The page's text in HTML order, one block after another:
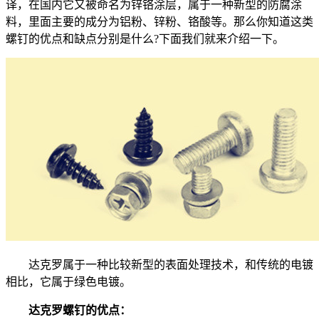
译，在国内它又被命名为锌铬涂层，属于一种新型的防腐涂
料，里面主要的成分为铝粉、锌粉、铬酸等。那么你知道这类
螺钉的优点和缺点分别是什么?下面我们就来介绍一下。
达克罗属于一种比较新型的表面处理技术，和传统的电镀
相比，它属于绿色电镀。
达克罗螺钉的优点：